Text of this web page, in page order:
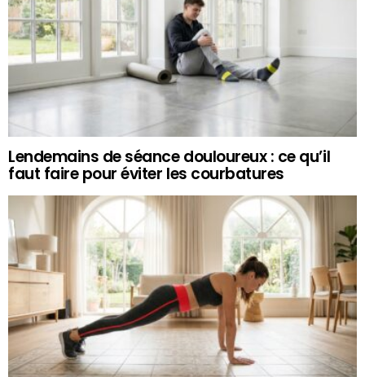
Lendemains de séance douloureux : ce qu’il
faut faire pour éviter les courbatures